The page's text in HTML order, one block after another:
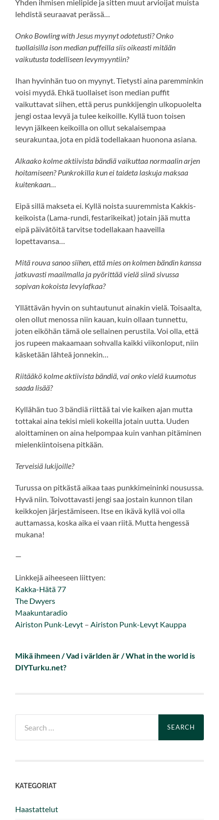
Yhden ihmisen mielipide ja sitten muut arvioijat muista
lehdistä seuraavat perässä…
Onko Bowling with Jesus myynyt odotetusti? Onko
tuollaisilla ison median puffeilla siis oikeasti mitään
vaikutusta todelliseen levymyyntiin?
Ihan hyvinhän tuo on myynyt. Tietysti aina paremminkin
voisi myydä. Ehkä tuollaiset ison median puffit
vaikuttavat siihen, että perus punkkijengin ulkopuolelta
jengi ostaa levyä ja tulee keikoille. Kyllä tuon toisen
levyn jälkeen keikoilla on ollut sekalaisempaa
seurakuntaa, jota en pidä todellakaan huonona asiana.
Alkaako kolme aktiivista bändiä vaikuttaa normaalin arjen
hoitamiseen? Punkrokilla kun ei taideta laskuja maksaa
kuitenkaan…
Eipä sillä makseta ei. Kyllä noista suuremmista Kakkis-
keikoista (Lama-rundi, festarikeikat) jotain jää mutta
eipä päivätöitä tarvitse todellakaan haaveilla
lopettavansa…
Mitä rouva sanoo siihen, että mies on kolmen bändin kanssa
jatkuvasti maailmalla ja pyörittää vielä siinä sivussa
sopivan kokoista levylafkaa?
Yllättävän hyvin on suhtautunut ainakin vielä. Toisaalta,
olen ollut menossa niin kauan, kuin ollaan tunnettu,
joten eiköhän tämä ole sellainen perustila. Voi olla, että
jos rupeen makaamaan sohvalla kaikki viikonloput, niin
käsketään lähteä jonnekin…
Riitääkö kolme aktiivista bändiä, vai onko vielä kuumotus
saada lisää?
Kyllähän tuo 3 bändiä riittää tai vie kaiken ajan mutta
tottakai aina tekisi mieli kokeilla jotain uutta. Uuden
aloittaminen on aina helpompaa kuin vanhan pitäminen
mielenkiintoisena pitkään.
Terveisiä lukijoille?
Turussa on pitkästä aikaa taas punkkimeininki nousussa.
Hyvä niin. Toivottavasti jengi saa jostain kunnon tilan
keikkojen järjestämiseen. Itse en ikävä kyllä voi olla
auttamassa, koska aika ei vaan riitä. Mutta hengessä
mukana!
—
Linkkejä aiheeseen liittyen:
Kakka-Hätä 77
The Dwyers
Maakuntaradio
Airiston Punk-Levyt –Airiston Punk-Levyt Kauppa
Mikä ihmeen / Vad i världen är / What in the world is
DIYTurku.net?
for:
KATEGORIAT
Haastattelut